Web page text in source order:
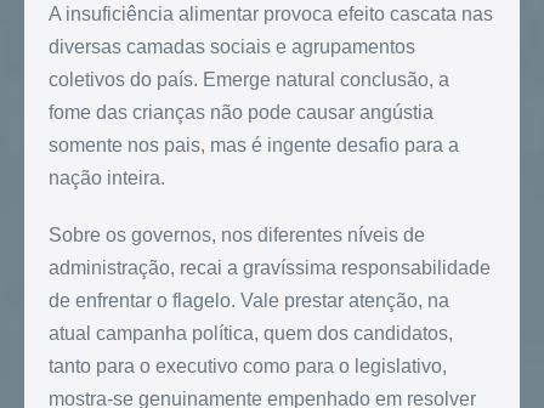
A insuficiência alimentar provoca efeito cascata nas
diversas camadas sociais e agrupamentos
coletivos do país. Emerge natural conclusão, a
fome das crianças não pode causar angústia
somente nos pais, mas é ingente desafio para a
nação inteira.
Sobre os governos, nos diferentes níveis de
administração, recai a gravíssima responsabilidade
de enfrentar o flagelo. Vale prestar atenção, na
atual campanha política, quem dos candidatos,
tanto para o executivo como para o legislativo,
mostra-se genuinamente empenhado em resolver